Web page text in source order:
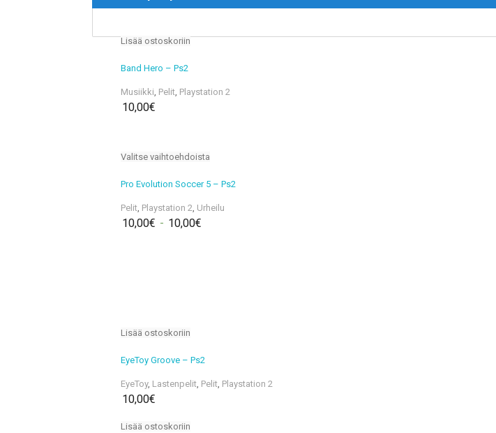
Lisää ostoskoriin
Band Hero – Ps2
Musiikki, Pelit, Playstation 2
10,00€
Valitse vaihtoehdoista
Pro Evolution Soccer 5 – Ps2
Pelit, Playstation 2, Urheilu
10,00€ - 10,00€
Lisää ostoskoriin
EyeToy Groove – Ps2
EyeToy, Lastenpelit, Pelit, Playstation 2
10,00€
Lisää ostoskoriin